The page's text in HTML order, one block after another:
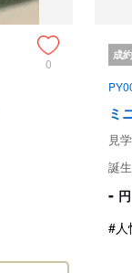
調査権を有し、不正
ために要した経費
外されます。
く死亡
ず、そのための死亡
の死亡
島県福山市東川口町
0
成
ミ
見
誕
- 円
#人